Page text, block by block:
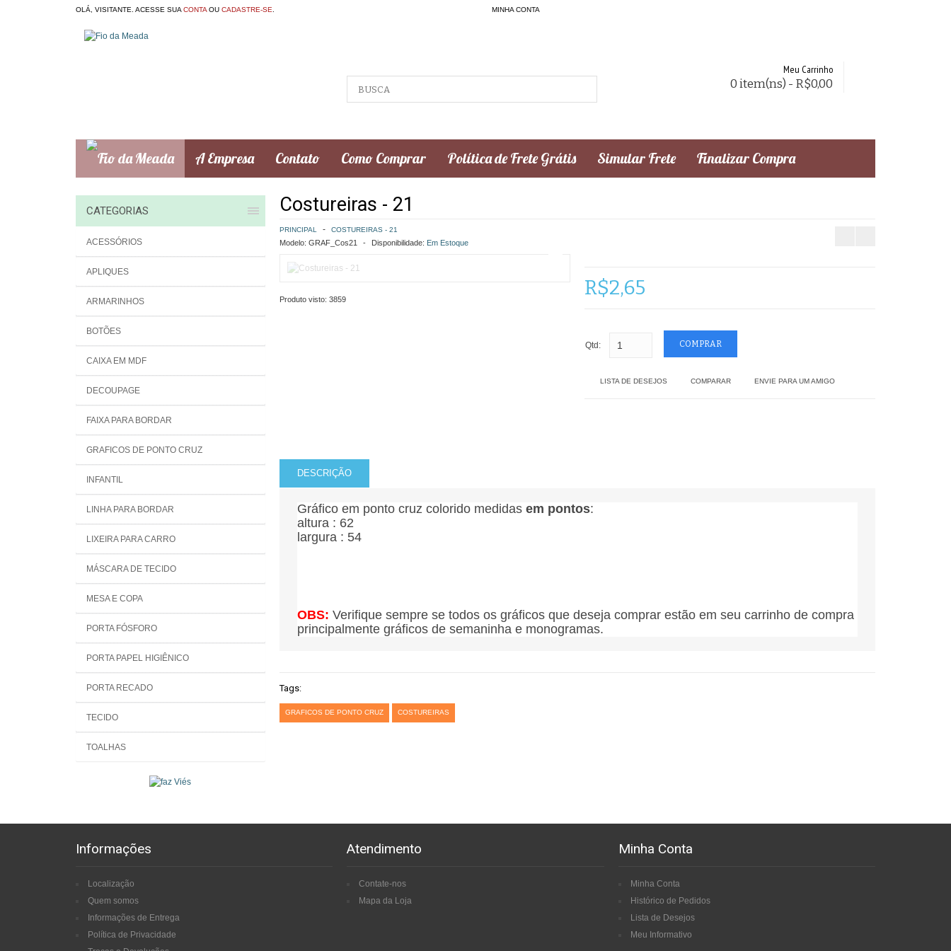
OLÁ, VISITANTE. ACESSE SUA CONTA OU CADASTRE-SE MINHA CONTA
Meu Carrinho
0 item(ns) - R$0,00
A Empresa Contato Como Comprar Política de Frete Grátis Simular Frete Finalizar Compra
CATEGORIAS
ACESSÓRIOS
APLIQUES
ARMARINHOS
BOTÕES
CAIXA EM MDF
DECOUPAGE
FAIXA PARA BORDAR
GRAFICOS DE PONTO CRUZ
INFANTIL
LINHA PARA BORDAR
LIXEIRA PARA CARRO
MÁSCARA DE TECIDO
MESA E COPA
PORTA FÓSFORO
PORTA PAPEL HIGIÊNICO
PORTA RECADO
TECIDO
TOALHAS
Costureiras - 21
PRINCIPAL COSTUREIRAS - 21
Modelo: GRAF_Cos21 Disponibilidade: Em Estoque
Produto visto: 3859 R$2,65
Qtd:
LISTA DE DESEJOS COMPARAR ENVIE PARA UM AMIGO
DESCRIÇÃO
Gráfico em ponto cruz colorido medidas em pontos:
altura : 62
largura : 54
OBS: Verifique sempre se todos os gráficos que deseja comprar estão em seu carrinho de compra
principalmente gráficos de semaninha e monogramas.
Tags:
GRAFICOS DE PONTO CRUZ COSTUREIRAS
Informações
Localização
Quem somos
Informações de Entrega
Política de Privacidade
Atendimento
Contate-nos
Mapa da Loja
Minha Conta
Minha Conta
Histórico de Pedidos
Lista de Desejos
Meu Informativo